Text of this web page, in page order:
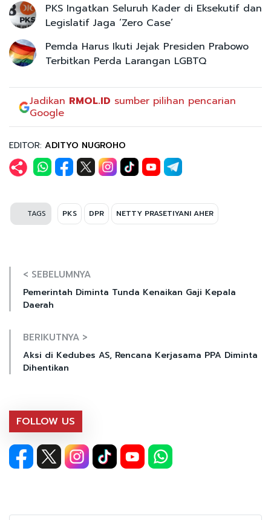
PKS Ingatkan Seluruh Kader di Eksekutif dan
Legislatif Jaga ‘Zero Case’
Pemda Harus Ikuti Jejak Presiden Prabowo
Terbitkan Perda Larangan LGBTQ
Jadikan RMOL.ID sumber pilihan pencarian
Google
EDITOR: ADITYO NUGROHO
TAGS PKS DPR NETTY PRASETIYANI AHER
< SEBELUMNYA
Pemerintah Diminta Tunda Kenaikan Gaji Kepala
Daerah
BERIKUTNYA >
Aksi di Kedubes AS, Rencana Kerjasama PPA Diminta
Dihentikan
FOLLOW US